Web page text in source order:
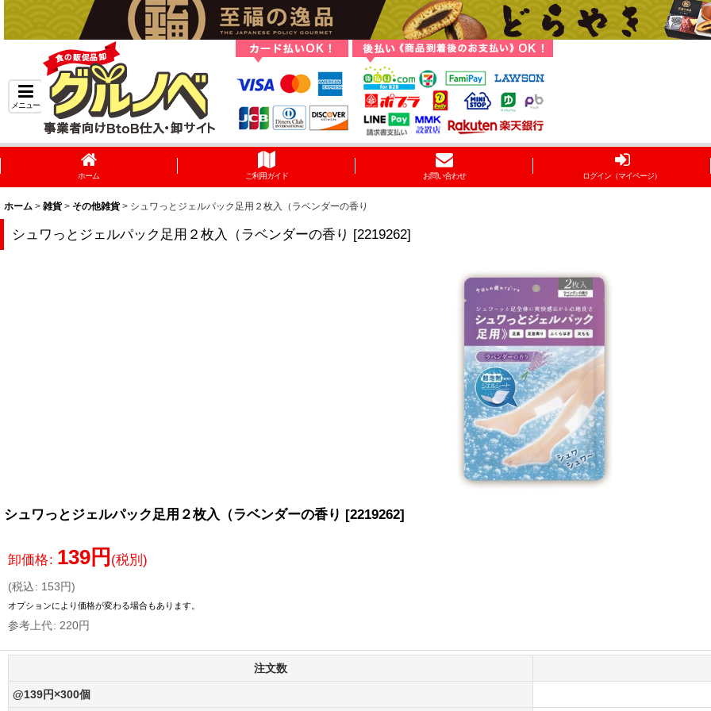
メニュー
ホーム ご利用ガイド お問い合わせ ログイン（マイページ）
ホーム > 雑貨 > その他雑貨 > シュワっとジェルパック足用２枚入（ラベンダーの香り
シュワっとジェルパック足用２枚入（ラベンダーの香り [2219262]
シュワっとジェルパック足用２枚入（ラベンダーの香り [2219262]
卸価格: 139円 (税別)
(税込: 153円)
オプションにより価格が変わる場合もあります。
参考上代: 220円
注文数
@139円×300個